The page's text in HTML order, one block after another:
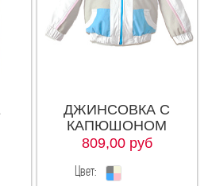
XXXXXL
XXXXXXXL
ДЖИНСОВКА С
КАПЮШОНОМ
809,00руб
Цвет: